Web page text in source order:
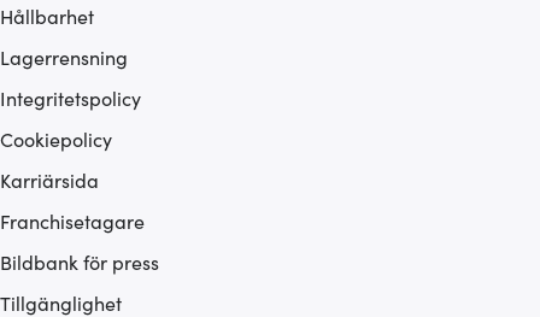
Hållbarhet
Lagerrensning
Integritetspolicy
Cookiepolicy
Karriärsida
Franchisetagare
Bildbank för press
Tillgänglighet